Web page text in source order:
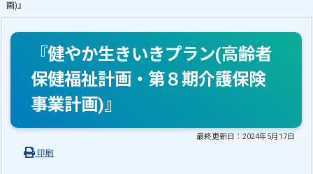
画)』
『健やか生きいきプラン(高齢者
保健福祉計画・第８期介護保険
事業計画)』
最終更新日：2024年5月17日
印刷